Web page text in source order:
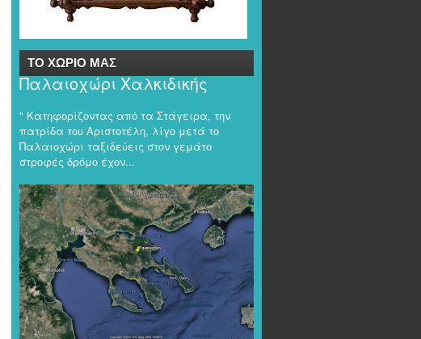
ΤΟ ΧΩΡΙΟ ΜΑΣ
Παλαιοχώρι Χαλκιδικής
" Κατηφορίζοντας από τα Στάγειρα, την
πατρίδα του Αριστοτέλη, λίγο μετά το
Παλαιοχώρι ταξιδεύεις στον γεμάτο
στροφές δρόμο έχον...